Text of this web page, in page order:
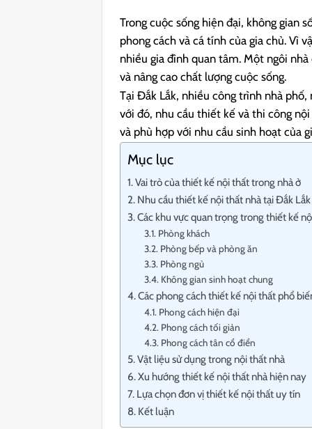
Trong cuộc sống hiện đại, không gian
phong cách và cá tính của gia chủ. Vì
nhiều gia đình quan tâm. Một ngôi
và nâng cao chất lượng cuộc sống.
Tại Đắk Lắk, nhiều công trình nhà
với đó, nhu cầu thiết kế và thi công
và phù hợp với nhu cầu sinh hoạt của
Mục lục
Vai trò của thiết kế nội thất trong nhà ở
Nhu cầu thiết kế nội thất nhà tại Đắk Lắk
Các khu vực quan trọng trong thiết kế
Phòng khách
Phòng bếp và phòng ăn
Phòng ngủ
Không gian sinh hoạt chung
Các phong cách thiết kế nội thất phổ
Phong cách hiện đại
Phong cách tối giản
Phong cách tân cổ điển
Vật liệu sử dụng trong nội thất nhà
Xu hướng thiết kế nội thất nhà hiện nay
Lựa chọn đơn vị thiết kế nội thất uy tín
Kết luận